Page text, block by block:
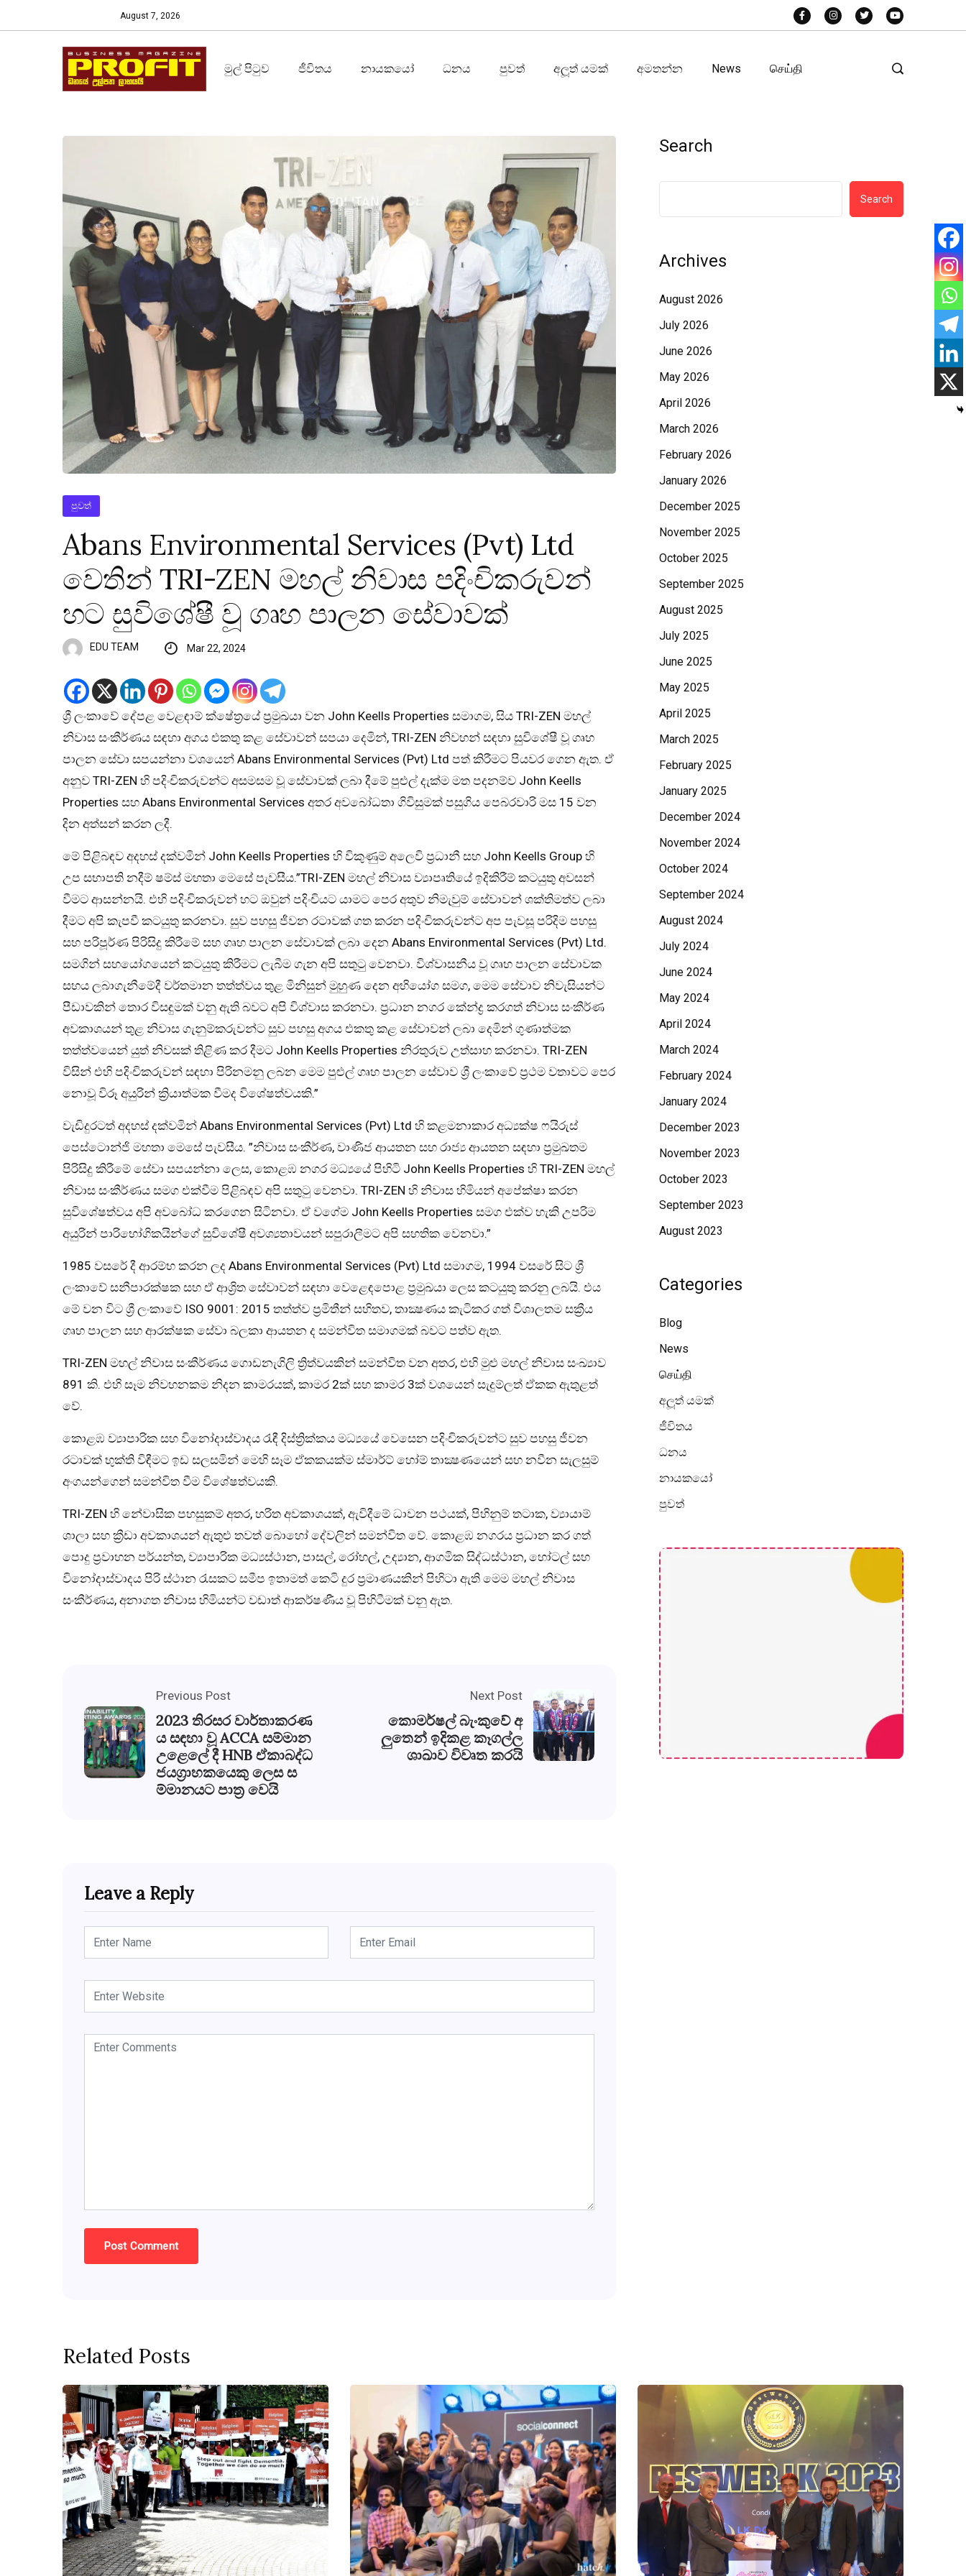
August 7, 2026
මුල් පිටුව ජීවිතය නායකයෝ ධනය පුවත් අලූත් යමක් අමතන්න News செய்தி
පුවත්
Abans Environmental Services (Pvt) Ltd
වෙතින් TRI-ZEN මහල් නිවාස පදිංචිකරුවන්
හට සුවිශේෂී වූ ගෘහ පාලන සේවාවක්
EDU TEAM Mar 22, 2024
ශ්‍රී ලංකාවේ දේපළ වෙළඳාම් ක්ෂේත්‍රයේ ප්‍රමුඛයා වන John Keells Properties සමාගම, සිය TRI-ZEN මහල්
නිවාස සංකීර්ණය සඳහා අගය එකතු කළ සේවාවන් සපයා දෙමින්, TRI-ZEN නිවහන් සඳහා සුවිශේෂී වූ ගෘහ
පාලන සේවා සපයන්නා වශයෙන් Abans Environmental Services (Pvt) Ltd පත් කිරීමට පියවර ගෙන ඇත. ඒ
අනුව TRI-ZEN හි පදිංචිකරුවන්ට අසමසම වූ සේවාවක් ලබා දීමේ පුළුල් දැක්ම මත පදනම්ව John Keells
Properties සහ Abans Environmental Services අතර අවබෝධතා ගිවිසුමක් පසුගිය පෙබරවාරි මස 15 වන
දින අත්සන් කරන ලදී.
මේ පිළිබඳව අදහස් දක්වමින් John Keells Properties හි විකුණුම් අලෙවි ප්‍රධානී සහ John Keells Group හි
උප සභාපති නදීම් ෂම්ස් මහතා මෙසේ පැවසීය.”TRI-ZEN මහල් නිවාස ව්‍යාපෘතියේ ඉදිකිරීම් කටයුතු අවසන්
වීමට ආසන්නයි. එහි පදිංචිකරුවන් හට ඔවුන් පදිංචියට යාමට පෙර අතුව නිමැවුම් සේවාවන් ශක්තිමත්ව ලබා
දීමට අපි කැපවී කටයුතු කරනවා. සුව පහසු ජීවන රටාවක් ගත කරන පදිංචිකරුවන්ට අප පැවසූ පරිදිම පහසු
සහ පරිපූර්ණ පිරිසිදු කිරීමේ සහ ගෘහ පාලන සේවාවක් ලබා දෙන Abans Environmental Services (Pvt) Ltd.
සමගින් සහයෝගයෙන් කටයුතු කිරීමට ලැබීම ගැන අපි සතුටු වෙනවා. විශ්වාසනීය වූ ගෘහ පාලන සේවාවක
සහය ලබාගැනීමේදී වර්තමාන තත්ත්වය තුළ මිනිසුන් මුහුණ දෙන අභියෝග සමග, මෙම සේවාව නිවැසියන්ට
පීඩාවකින් තොර විසඳුමක් වනු ඇති බවට අපි විශ්වාස කරනවා. ප්‍රධාන නගර කේන්ද්‍ර කරගත් නිවාස සංකීර්ණ
අවකාශයන් තුළ නිවාස ගැනුම්කරුවන්ට සුව පහසු අගය එකතු කළ සේවාවන් ලබා දෙමින් ගුණාත්මක
තත්ත්වයෙන් යුත් නිවසක් තිළිණ කර දීමට John Keells Properties නිරතුරුව උත්සාහ කරනවා. TRI-ZEN
විසින් එහි පදිංචිකරුවන් සඳහා පිරිනමනු ලබන මෙම පුළුල් ගෘහ පාලන සේවාව ශ්‍රී ලංකාවේ ප්‍රථම වතාවට පෙර
නොවූ විරූ අයුරින් ක්‍රියාත්මක වීමද විශේෂත්වයකි.”
වැඩිදුරටත් අදහස් දක්වමින් Abans Environmental Services (Pvt) Ltd හි කළමනාකාර අධ්‍යක්ෂ ෆයිරුස්
පෙස්ටොන්ජි මහතා මෙසේ පැවසීය. ”නිවාස සංකීර්ණ, වාණිජ ආයතන සහ රාජ්‍ය ආයතන සඳහා ප්‍රමුඛතම
පිරිසිදු කිරීමේ සේවා සපයන්නා ලෙස, කොළඹ නගර මධ්‍යයේ පිහිටි John Keells Properties හි TRI-ZEN මහල්
නිවාස සංකීර්ණය සමග එක්වීම පිළිබඳව අපි සතුටු වෙනවා. TRI-ZEN හි නිවාස හිමියන් අපේක්ෂා කරන
සුවිශේෂත්වය අපි අවබෝධ කරගෙන සිටිනවා. ඒ වගේම John Keells Properties සමග එක්ව හැකි උපරිම
අයුරින් පාරිභෝගිකයින්ගේ සුවිශේෂී අවශ්‍යතාවයන් සපුරාලීමට අපි සහතික වෙනවා.”
1985 වසරේ දී ආරම්භ කරන ලද Abans Environmental Services (Pvt) Ltd සමාගම, 1994 වසරේ සිට ශ්‍රී
ලංකාවේ සනීපාරක්ෂක සහ ඒ ආශ්‍රිත සේවාවන් සඳහා වෙළෙඳපොළ ප්‍රමුඛයා ලෙස කටයුතු කරනු ලබයි. එය
මේ වන විට ශ්‍රී ලංකාවේ ISO 9001: 2015 තත්ත්ව ප්‍රමිතීන් සහිතව, තාක්‍ෂණය කැටිකර ගත් විශාලතම සක්‍රීය
ගෘහ පාලන සහ ආරක්ෂක සේවා බලකා ආයතන ද සමන්විත සමාගමක් බවට පත්ව ඇත.
TRI-ZEN මහල් නිවාස සංකීර්ණය ගොඩනැගිලි ත්‍රිත්වයකින් සමන්විත වන අතර, එහි මුළු මහල් නිවාස සංඛ්‍යාව
891 කි. එහි සෑම නිවහනකම නිදන කාමරයක්, කාමර 2ක් සහ කාමර 3ක් වශයෙන් සැදුම්ලත් ඒකක ඇතුළත්
වේ.
කොළඹ ව්‍යාපාරික සහ විනෝදාස්වාදය රැඳී දිස්ත්‍රික්කය මධ්‍යයේ වෙසෙන පදිංචිකරුවන්ට සුව පහසු ජීවන
රටාවක් භුක්ති විඳීමට ඉඩ සලසමින් මෙහි සෑම ඒකකයක්ම ස්මාර්ට් හෝම් තාක්‍ෂණයෙන් සහ නවීන සැලසුම්
අංගයන්ගෙන් සමන්විත වීම විශේෂත්වයකි.
TRI-ZEN හි නේවාසික පහසුකම් අතර, හරිත අවකාශයක්, ඇවිදීමේ ධාවන පථයක්, පිහිනුම් තටාක, ව්‍යායාම්
ශාලා සහ ක්‍රීඩා අවකාශයන් ඇතුළු තවත් බොහෝ දේවලින් සමන්විත වේ. කොළඹ නගරය ප්‍රධාන කර ගත්
පොදු ප්‍රවාහන පර්යන්ත, ව්‍යාපාරික මධ්‍යස්ථාන, පාසල්, රෝහල්, උද්‍යාන, ආගමික සිද්ධස්ථාන, හෝටල් සහ
විනෝදාස්වාදය පිරි ස්ථාන රැසකට සමීප ඉතාමත් කෙටි දුර ප්‍රමාණයකින් පිහිටා ඇති මෙම මහල් නිවාස
සංකීර්ණය, අනාගත නිවාස හිමියන්ට වඩාත් ආකර්ෂණීය වූ පිහිටීමක් වනු ඇත.
Previous Post
2023 තිරසර වාර්තාකරණ
ය සඳහා වූ ACCA සම්මාන
උළෙලේ දී HNB ඒකාබද්ධ
ජයග‍්‍රාහකයෙකු ලෙස ස
ම්මානයට පාත‍්‍ර වෙයි
Next Post
කොමර්ෂල් බැංකුවේ අ
ලුතෙන් ඉදිකළ කෑගල්ල
ශාඛාව විවෘත කරයි
Leave a Reply
Search
Search
Archives
August 2026
July 2026
June 2026
May 2026
April 2026
March 2026
February 2026
January 2026
December 2025
November 2025
October 2025
September 2025
August 2025
July 2025
June 2025
May 2025
April 2025
March 2025
February 2025
January 2025
December 2024
November 2024
October 2024
September 2024
August 2024
July 2024
June 2024
May 2024
April 2024
March 2024
February 2024
January 2024
December 2023
November 2023
October 2023
September 2023
August 2023
Categories
Blog
News
செய்தி
අලූත් යමක්
ජීවිතය
ධනය
නායකයෝ
පුවත්
Related Posts